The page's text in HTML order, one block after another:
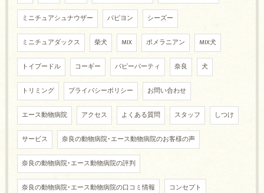
ミニチュアシュナウザー パピヨン シーズー
ミニチュアダックス 柴犬 MIX ポメラニアン MIX犬
トイプードル コーギー パピーパーティ 奈良 犬
トリミング プライバシーポリシー お問い合わせ
エース動物病院 アクセス よくある質問 スタッフ しつけ
サービス 奈良の動物病院･エース動物病院のお客様の声
奈良の動物病院･エース動物病院の評判
奈良の動物病院･エース動物病院の口コミ情報 コンセプト